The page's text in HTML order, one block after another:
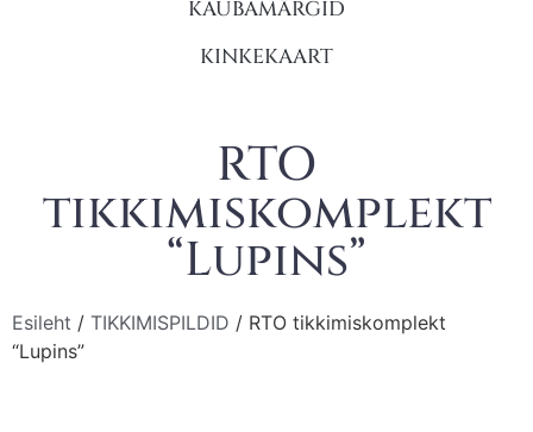
KAUBAMÄRGID
KINKEKAART
RTO
tikkimiskomplekt
“Lupins”
Esileht / TIKKIMISPILDID / RTO tikkimiskomplekt
“Lupins”